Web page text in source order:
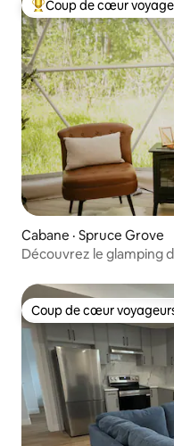
Coup de cœur
Coup de cœur
Cabane · Spruce Grove
Découvrez le glamping
Coup de cœur
Coup de cœur